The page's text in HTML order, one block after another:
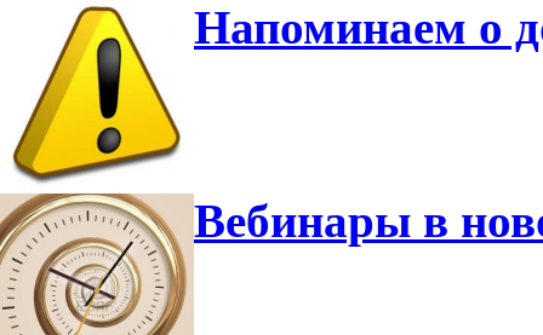
Напоминаем о
Вебинары в